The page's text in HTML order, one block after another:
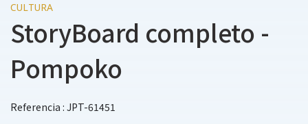
CULTURA
StoryBoard completo -
Pompoko
Referencia : JPT-61451